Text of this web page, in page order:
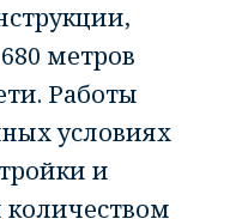
метров
Работы
условиях
и